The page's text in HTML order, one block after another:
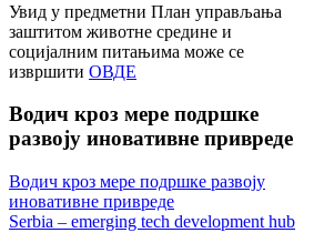
Увид у предметни План управљања
заштитом животне средине и
социјалним питањима може се
извршити ОВДЕ
Водич кроз мере подршке
развоју иновативне привреде
Водич кроз мере подршке развоју
иновативне привреде
Serbia – emerging tech development hub